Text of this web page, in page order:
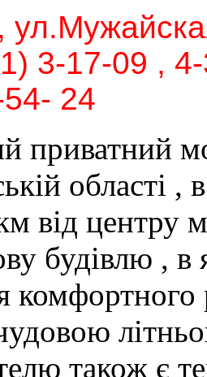
3-17-09 ,
24
приватний
області ,
від центру
будівлю , в
також є